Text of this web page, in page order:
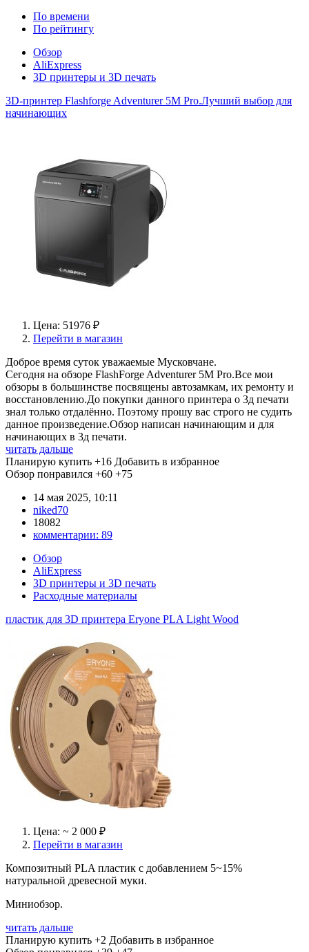
По времени
По рейтингу
Обзор
AliExpress
3D принтеры и 3D печать
3D-принтер Flashforge Adventurer 5M Pro.Лучший выбор для
начинающих
Цена: 51976 ₽
Перейти в магазин
Доброе время суток уважаемые Мусковчане.
Сегодня на обзоре FlashForge Adventurer 5M Pro.Все мои
обзоры в большинстве посвящены автозамкам, их ремонту и
восстановлению.До покупки данного принтера о 3д печати
знал только отдалённо. Поэтому прошу вас строго не судить
данное произведение.Обзор написан начинающим и для
начинающих в 3д печати.
читать дальше
Планирую купить +16 Добавить в избранное
Обзор понравился +60 +75
14 мая 2025, 10:11
niked70
18082
комментарии: 89
Обзор
AliExpress
3D принтеры и 3D печать
Расходные материалы
пластик для 3D принтера Eryone PLA Light Wood
Цена: ~ 2 000 ₽
Перейти в магазин
Композитный PLA пластик с добавлением 5~15%
натуральной древесной муки.
Миниобзор.
читать дальше
Планирую купить +2 Добавить в избранное